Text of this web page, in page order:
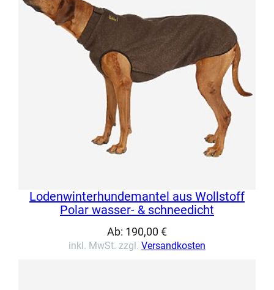
Kundenbewertung
Lodenwinterhundemantel aus Wollstoff
Polar wasser- & schneedicht
Ab: 190,00 €
inkl. MwSt. zzgl. Versandkosten